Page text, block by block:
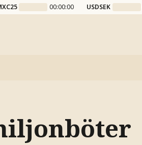
00:00:00 USDSEK